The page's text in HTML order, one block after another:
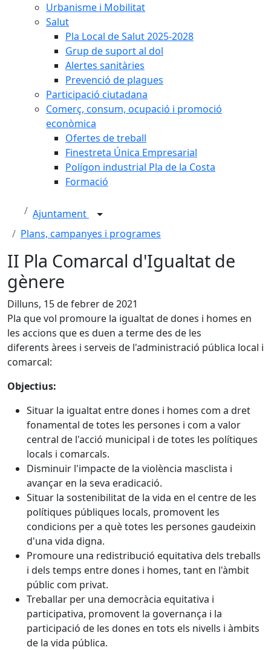
Urbanisme i Mobilitat
Salut
Pla Local de Salut 2025-2028
Grup de suport al dol
Alertes sanitàries
Prevenció de plagues
Participació ciutadana
Comerç, consum, ocupació i promoció
econòmica
Ofertes de treball
Finestreta Única Empresarial
Polígon industrial Pla de la Costa
Formació
Ajuntament
Plans, campanyes i programes
II Pla Comarcal d'Igualtat de
gènere
Dilluns, 15 de febrer de 2021
Pla que vol promoure la igualtat de dones i homes en
les accions que es duen a terme des de les
diferents àrees i serveis de l'administració pública local i
comarcal:
Objectius:
Situar la igualtat entre dones i homes com a dret
fonamental de totes les persones i com a valor
central de l'acció municipal i de totes les polítiques
locals i comarcals.
Disminuir l'impacte de la violència masclista i
avançar en la seva eradicació.
Situar la sostenibilitat de la vida en el centre de les
polítiques públiques locals, promovent les
condicions per a què totes les persones gaudeixin
d'una vida digna.
Promoure una redistribució equitativa dels treballs
i dels temps entre dones i homes, tant en l'àmbit
públic com privat.
Treballar per una democràcia equitativa i
participativa, promovent la governança i la
participació de les dones en tots els nivells i àmbits
de la vida pública.